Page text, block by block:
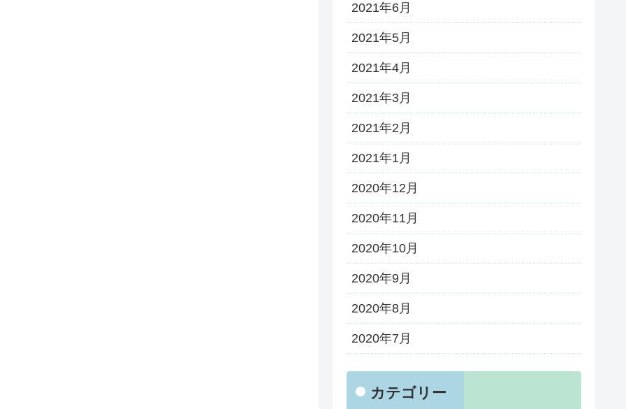
2021年6月
2021年5月
2021年4月
2021年3月
2021年2月
2021年1月
2020年12月
2020年11月
2020年10月
2020年9月
2020年8月
2020年7月
カテゴリー